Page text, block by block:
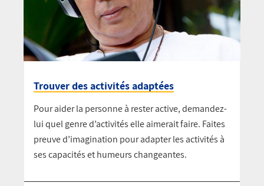
Trouver des activités adaptées
Pour aider la personne à rester active, demandez-
lui quel genre d’activités elle aimerait faire. Faites
preuve d’imagination pour adapter les activités à
ses capacités et humeurs changeantes.